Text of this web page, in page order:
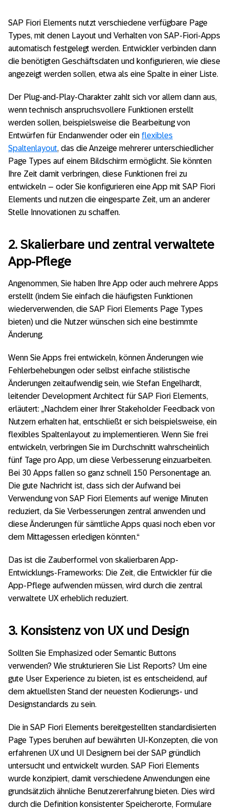
SAP Fiori Elements nutzt verschiedene verfügbare Page
Types, mit denen Layout und Verhalten von SAP-Fiori-Apps
automatisch festgelegt werden. Entwickler verbinden dann
die benötigten Geschäftsdaten und konfigurieren, wie diese
angezeigt werden sollen, etwa als eine Spalte in einer Liste.
Der Plug-and-Play-Charakter zahlt sich vor allem dann aus,
wenn technisch anspruchsvollere Funktionen erstellt
werden sollen, beispielsweise die Bearbeitung von
Entwürfen für Endanwender oder ein flexibles
Spaltenlayout, das die Anzeige mehrerer unterschiedlicher
Page Types auf einem Bildschirm ermöglicht. Sie könnten
Ihre Zeit damit verbringen, diese Funktionen frei zu
entwickeln – oder Sie konfigurieren eine App mit SAP Fiori
Elements und nutzen die eingesparte Zeit, um an anderer
Stelle Innovationen zu schaffen.
2. Skalierbare und zentral verwaltete
App-Pflege
Angenommen, Sie haben Ihre App oder auch mehrere Apps
erstellt (indem Sie einfach die häufigsten Funktionen
wiederverwenden, die SAP Fiori Elements Page Types
bieten) und die Nutzer wünschen sich eine bestimmte
Änderung.
Wenn Sie Apps frei entwickeln, können Änderungen wie
Fehlerbehebungen oder selbst einfache stilistische
Änderungen zeitaufwendig sein, wie Stefan Engelhardt,
leitender Development Architect für SAP Fiori Elements,
erläutert: „Nachdem einer Ihrer Stakeholder Feedback von
Nutzern erhalten hat, entschließt er sich beispielsweise, ein
flexibles Spaltenlayout zu implementieren. Wenn Sie frei
entwickeln, verbringen Sie im Durchschnitt wahrscheinlich
fünf Tage pro App, um diese Verbesserung einzuarbeiten.
Bei 30 Apps fallen so ganz schnell 150 Personentage an.
Die gute Nachricht ist, dass sich der Aufwand bei
Verwendung von SAP Fiori Elements auf wenige Minuten
reduziert, da Sie Verbesserungen zentral anwenden und
diese Änderungen für sämtliche Apps quasi noch eben vor
dem Mittagessen erledigen könnten.“
Das ist die Zauberformel von skalierbaren App-
Entwicklungs-Frameworks: Die Zeit, die Entwickler für die
App-Pflege aufwenden müssen, wird durch die zentral
verwaltete UX erheblich reduziert.
3. Konsistenz von UX und Design
Sollten Sie Emphasized oder Semantic Buttons
verwenden? Wie strukturieren Sie List Reports? Um eine
gute User Experience zu bieten, ist es entscheidend, auf
dem aktuellsten Stand der neuesten Kodierungs- und
Designstandards zu sein.
Die in SAP Fiori Elements bereitgestellten standardisierten
Page Types beruhen auf bewährten UI-Konzepten, die von
erfahrenen UX und UI Designern bei der SAP gründlich
untersucht und entwickelt wurden. SAP Fiori Elements
wurde konzipiert, damit verschiedene Anwendungen eine
grundsätzlich ähnliche Benutzererfahrung bieten. Dies wird
durch die Definition konsistenter Speicherorte, Formulare